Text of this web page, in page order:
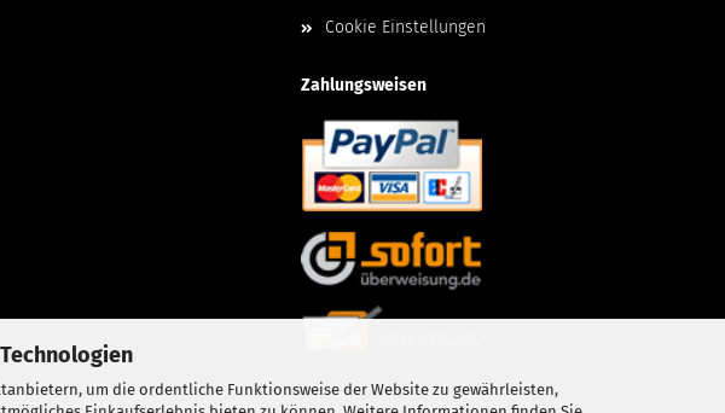
um die ordentliche Funktionsweise der Website zu gewährleisten,
Cookie Einstellungen
Zahlungsweisen